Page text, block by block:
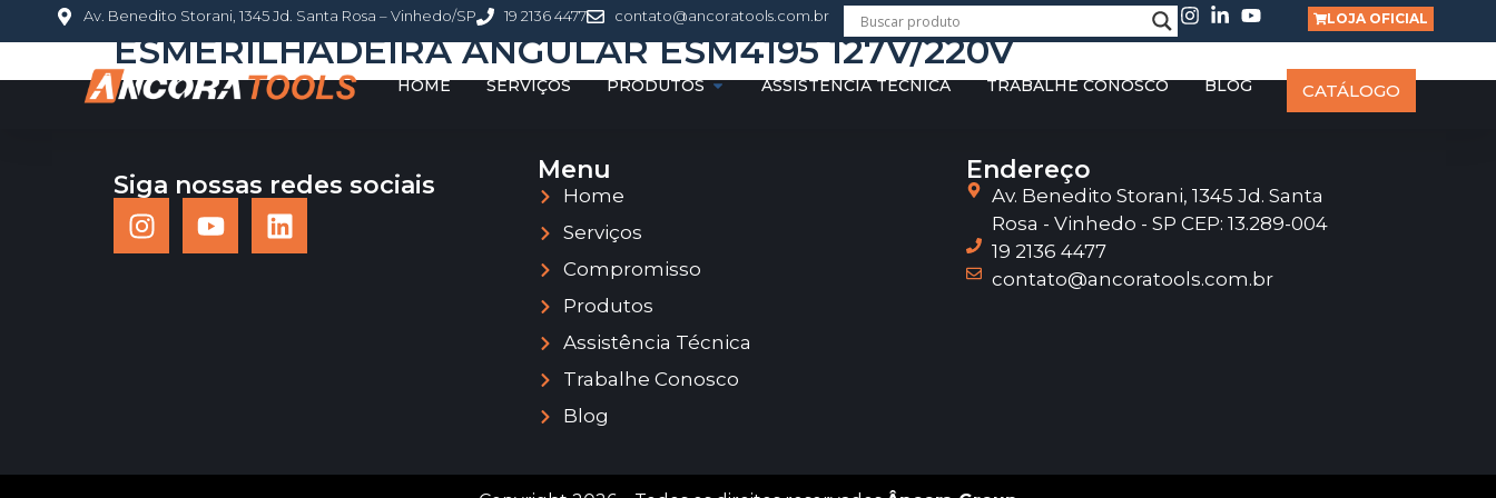
Av. Benedito Storani, 1345 Jd. Santa Rosa – Vinhedo/SP 19 2136 4477 contato@ancoratools.com.br LOJA OFICIAL
HOME SERVIÇOS PRODUTOS ASSISTÊNCIA TÉCNICA TRABALHE CONOSCO BLOG CATÁLOGO
ESMERILHADEIRA ANGULAR ESM4195 127V/220V
Siga nossas redes sociais
Menu
Home
Serviços
Compromisso
Produtos
Assistência Técnica
Trabalhe Conosco
Blog
Endereço
Av. Benedito Storani, 1345 Jd. Santa
Rosa - Vinhedo - SP CEP: 13.289-004
19 2136 4477
contato@ancoratools.com.br